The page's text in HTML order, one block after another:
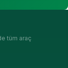
tüm araç